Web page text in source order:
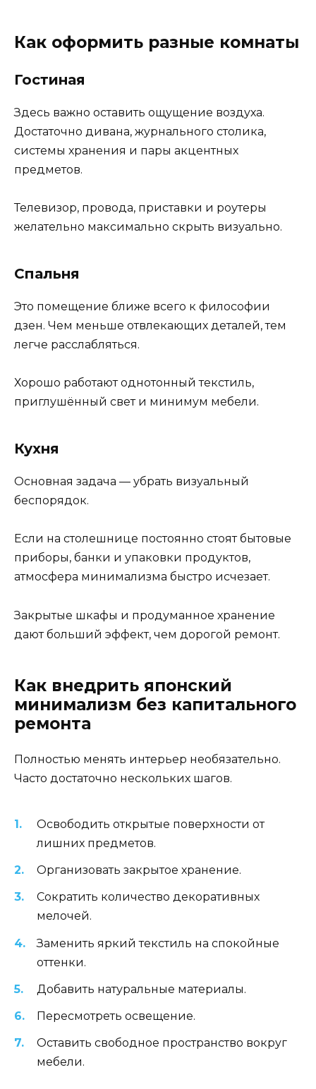
Как оформить разные комнаты
Гостиная
Здесь важно оставить ощущение воздуха.
Достаточно дивана, журнального столика,
системы хранения и пары акцентных
предметов.
Телевизор, провода, приставки и роутеры
желательно максимально скрыть визуально.
Спальня
Это помещение ближе всего к философии
дзен. Чем меньше отвлекающих деталей, тем
легче расслабляться.
Хорошо работают однотонный текстиль,
приглушённый свет и минимум мебели.
Кухня
Основная задача — убрать визуальный
беспорядок.
Если на столешнице постоянно стоят бытовые
приборы, банки и упаковки продуктов,
атмосфера минимализма быстро исчезает.
Закрытые шкафы и продуманное хранение
дают больший эффект, чем дорогой ремонт.
Как внедрить японский
минимализм без капитального
ремонта
Полностью менять интерьер необязательно.
Часто достаточно нескольких шагов.
Освободить открытые поверхности от
лишних предметов.
Организовать закрытое хранение.
Сократить количество декоративных
мелочей.
Заменить яркий текстиль на спокойные
оттенки.
Добавить натуральные материалы.
Пересмотреть освещение.
Оставить свободное пространство вокруг
мебели.